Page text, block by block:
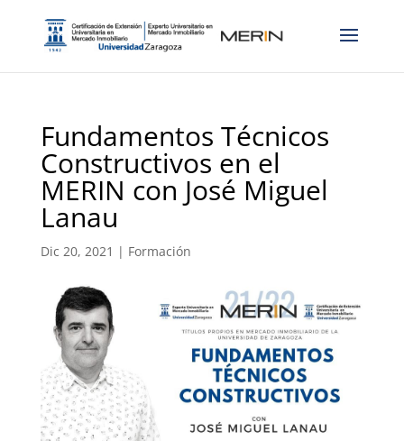
Fundamentos Técnicos
Constructivos en el
MERIN con José Miguel
Lanau
Dic 20, 2021 | Formación